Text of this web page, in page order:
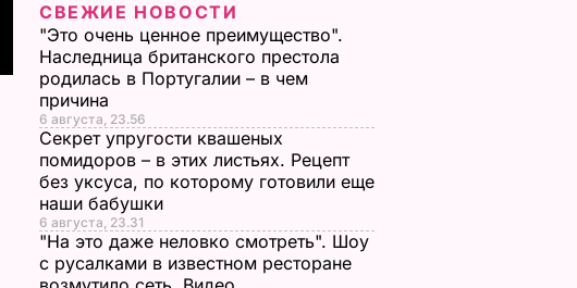
СВЕЖИЕ НОВОСТИ
"Это очень ценное преимущество".
Наследница британского престола
родилась в Португалии – в чем
причина
6 августа, 23.56
Секрет упругости квашеных
помидоров – в этих листьях. Рецепт
без уксуса, по которому готовили еще
наши бабушки
6 августа, 23.31
"На это даже неловко смотреть". Шоу
с русалками в известном ресторане